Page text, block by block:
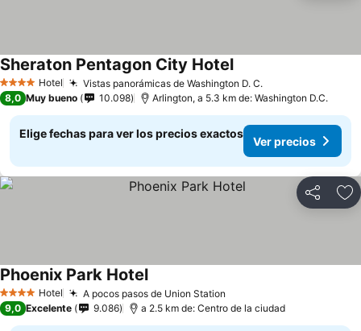
4 EstrellasHotel Vistas panorámicas de Washington D. C.Ver precios
Sheraton Pentagon City HotelVer precios
8,0 Muy bueno 10.098 Arlington, a 5.3 km de: Washington D.C.
Elige fechas para ver los precios exactos
Ver precios
Compartir
4 EstrellasHotel A pocos pasos de Union Station
Phoenix Park HotelVer precios
9,0 Excelente 9.086 a 2.5 km de: Centro de la ciudad